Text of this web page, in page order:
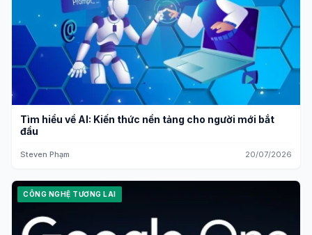
Tìm hiểu về AI: Kiến thức nền tảng cho người mới bắt
đầu
Steven Phạm 20/07/2026
CÔNG NGHỆ TƯƠNG LAI